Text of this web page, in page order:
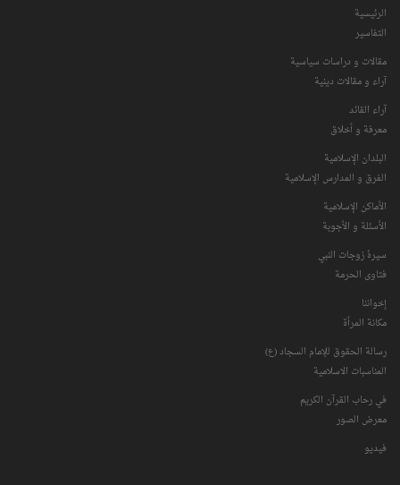
الرئيسية
التفاسیر
مقالات و دراسات سياسية
آراء و مقالات دينية
آراء القائد
معرفة و أخلاق
البلدان الإسلامية
الفرق و المدارس الإسلامية
الأماكن الإسلامية
الأسئلة و الأجوبة
سیرۀ زوجات النبي
فتاوی الحرمة
إخواننا
مكانة‌ المرأة
رسالة الحقوق للإمام السجاد (ع)
المناسبات الاسلامیة
في رحاب القرآن الکریم
معرض الصور
فیدیو